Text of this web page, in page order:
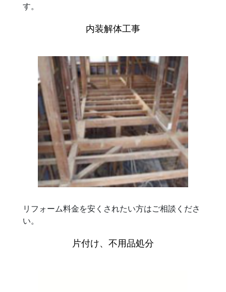
す。
内装解体工事
リフォーム料金を安くされたい方はご相談くださ
い。
片付け、不用品処分